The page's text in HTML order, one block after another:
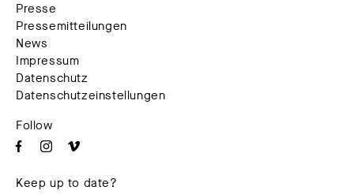
Presse
Pressemitteilungen
News
Impressum
Datenschutz
Datenschutzeinstellungen
Follow
Keep up to date?